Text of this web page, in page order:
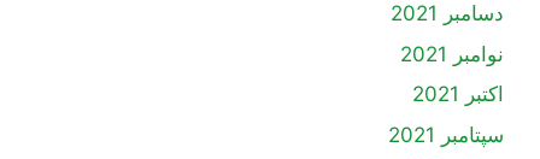
دسامبر 2021
نوامبر 2021
اکتبر 2021
سپتامبر 2021